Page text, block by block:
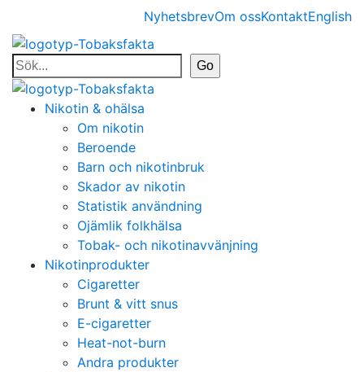
NyhetsbrevOm ossKontaktEnglish
Nikotin & ohälsa
Om nikotin
Beroende
Barn och nikotinbruk
Skador av nikotin
Statistik användning
Ojämlik folkhälsa
Tobak- och nikotinavvänjning
Nikotinprodukter
Cigaretter
Brunt & vitt snus
E-cigaretter
Heat-not-burn
Andra produkter